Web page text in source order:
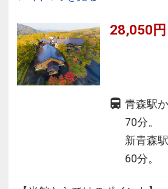
28,050
青森駅
70分。
新青森
60分。